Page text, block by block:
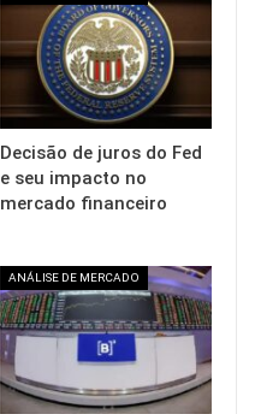
Decisão de juros do Fed
e seu impacto no
mercado financeiro
ANÁLISE DE MERCADO